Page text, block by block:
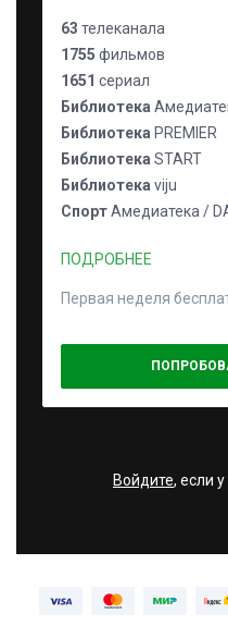
63 телеканала
1755 фильмов
1651 сериал
Библиотека
Библиотека PREMIER
Библиотека START
Библиотека viju
СпортАмедиатека /
ПОДРОБНЕЕ
Первая неделя
Войдите, если